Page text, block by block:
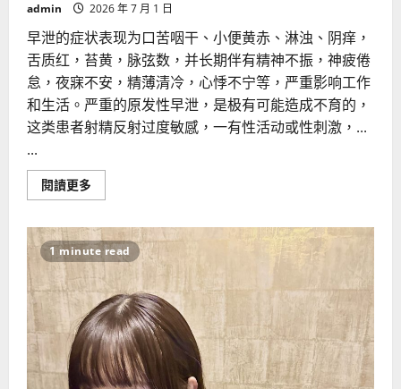
admin 2026 年 7 月 1 日
早泄的症状表现为口苦咽干、小便黄赤、淋浊、阴痒，
舌质红，苔黄，脉弦数，并长期伴有精神不振，神疲倦
怠，夜寐不安，精薄清冷，心悸不宁等，严重影响工作
和生活。严重的原发性早泄，是极有可能造成不育的，
这类患者射精反射过度敏感，一有性活动或性刺激，...
...
閱讀更多
more
泄
威
胁
男
人
健
康
1 minute read